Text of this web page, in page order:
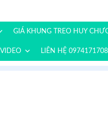
GIÁ KHUNG TREO HUY
VIDEO LIÊN HỆ 0974171708